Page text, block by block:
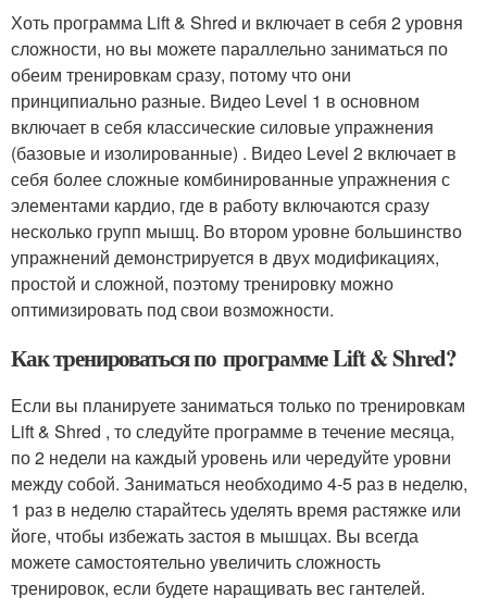
Хоть программа Lift & Shred и включает в себя 2 уровня
сложности, но вы можете параллельно заниматься по
обеим тренировкам сразу, потому что они
принципиально разные. Видео Level 1 в основном
включает в себя классические силовые упражнения
(базовые и изолированные) . Видео Level 2 включает в
себя более сложные комбинированные упражнения с
элементами кардио, где в работу включаются сразу
несколько групп мышц. Во втором уровне большинство
упражнений демонстрируется в двух модификациях,
простой и сложной, поэтому тренировку можно
оптимизировать под свои возможности.
Как тренироваться по программе Lift & Shred?
Если вы планируете заниматься только по тренировкам
Lift & Shred , то следуйте программе в течение месяца,
по 2 недели на каждый уровень или чередуйте уровни
между собой. Заниматься необходимо 4-5 раз в неделю,
1 раз в неделю старайтесь уделять время растяжке или
йоге, чтобы избежать застоя в мышцах. Вы всегда
можете самостоятельно увеличить сложность
тренировок, если будете наращивать вес гантелей.